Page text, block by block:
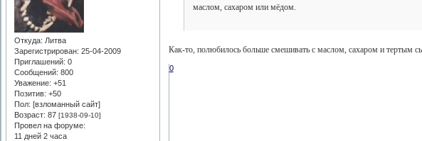
Откуда: Литва
Зарегистрирован: 25-04-2009
Приглашений: 0
Сообщений: 800
Уважение: +51
Позитив: +50
Пол: [взломанный сайт]
Возраст: 87[1938-09-10]
Провел на форуме:
11 дней 2 часа
маслом, сахаром или мёдом.
Как-то, полюбилось больше смешивать с маслом, сахаром и тертым
0